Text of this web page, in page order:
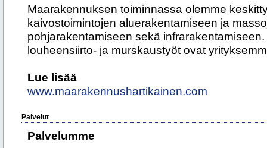
Maarakennuksen toiminnassa olemme
kaivostoimintojen aluerakentamiseen ja
pohjarakentamiseen sekä
louheensiirto- ja murskaustyöt ovat
Lue lisää
www.maarakennushartikainen.com
Palvelut
Palvelumme